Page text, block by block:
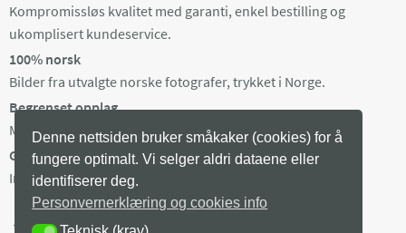
Kompromissløs kvalitet med garanti, enkel bestilling og
ukomplisert kundeservice.
100% norsk
Bilder fra utvalgte norske fotografer, trykket i Norge.
Begrenset opplag
Maks 100 eksemplarer av hvert bilde, trykket på bestilling.
Gratis frakt i Norge
Ingen minstepris. Produksjonstid 3-8 arb dager + levering.
Denne nettsiden bruker småkaker (cookies) for å
fungere optimalt. Vi selger aldri dataene eller
identifiserer deg.
Personvernerklæring og cookies info
TEKNISK (KRAV)